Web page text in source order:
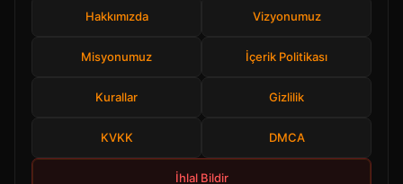
Hakkımızda Vizyonumuz
Misyonumuz İçerik Politikası
Kurallar Gizlilik
KVKK DMCA
İhlal Bildir